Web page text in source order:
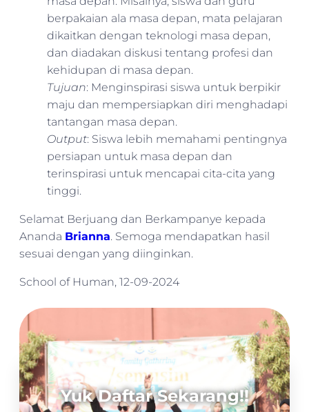
berpakaian ala masa depan, mata pelajaran
dikaitkan dengan teknologi masa depan,
dan diadakan diskusi tentang profesi dan
kehidupan di masa depan.
Tujuan: Menginspirasi siswa untuk berpikir
maju dan mempersiapkan diri menghadapi
tantangan masa depan.
Output: Siswa lebih memahami pentingnya
persiapan untuk masa depan dan
terinspirasi untuk mencapai cita-cita yang
tinggi.
Selamat Berjuang dan Berkampanye kepada
Ananda Brianna. Semoga mendapatkan hasil
sesuai dengan yang diinginkan.
School of Human, 12-09-2024
Yuk Daftar Sekarang!!